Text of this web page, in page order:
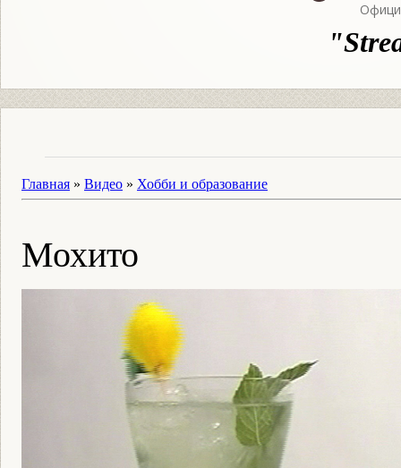
Главная » Видео » Хобби и образование
Мохито